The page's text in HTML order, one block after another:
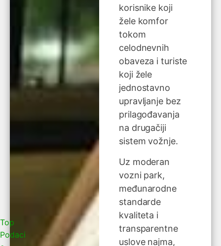
Top
Podaci
korisnike koji
žele komfor
tokom
celodnevnih
obaveza i turiste
koji žele
jednostavno
upravljanje bez
prilagođavanja
na drugačiji
sistem vožnje.
Uz moderan
vozni park,
međunarodne
standarde
kvaliteta i
transparentne
uslove najma,